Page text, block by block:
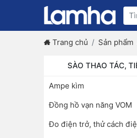
Trang chủ Sản phẩm
SÀO THAO TÁC,
Ampe kìm
Đồng hồ vạn năng VOM
Đo điện trở, thử cách